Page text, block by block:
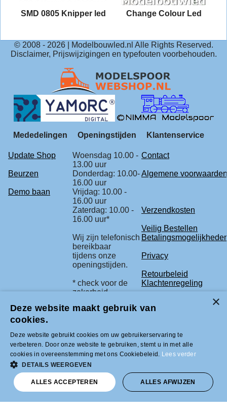
SMD 0805 Knipper led Change Colour Led
© 2008 - 2026| Modelbouwled.nl Alle Rights Reserved.
Disclaimer, Prijswijzigingen en typefouten voorbehouden.
Mededelingen Openingstijden Klantenservice
Update Shop
Woensdag 10.00 -
13.00 uur
Contact
Beurzen
Donderdag: 10.00-
16.00 uur
Algemene voorwaarden
Demo baan
Vrijdag: 10.00 -
16.00 uur
Zaterdag: 10.00 -
16.00 uur*
Verzendkosten
Veilig Bestellen
Wij zijn telefonisch
bereikbaar
tijdens onze
openingstijden.
Privacy
Retourbeleid
* check voor de
zekerheid
Klachtenregeling
agenda.
Tel +31 (0)33-2996333 |
info@modelbouwled.nl | BTW nummer
NL001954275B26 | KVK nummer
31043946 | IBAN nummer NL59INGB
0007617629
Deze website maakt gebruik van
cookies.
Deze website gebruikt cookies om uw gebruikerservaring te
verbeteren. Door onze website te gebruiken, stemt u in met alle
cookies in overeenstemming met ons Cookiebeleid. Lees verder
DETAILS WEERGEVEN
ALLES ACCEPTEREN ALLES AFWIJZEN